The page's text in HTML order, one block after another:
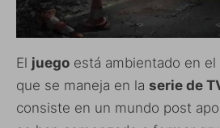
El juego está ambientado en
que se maneja en la serie de
consiste en un mundo post